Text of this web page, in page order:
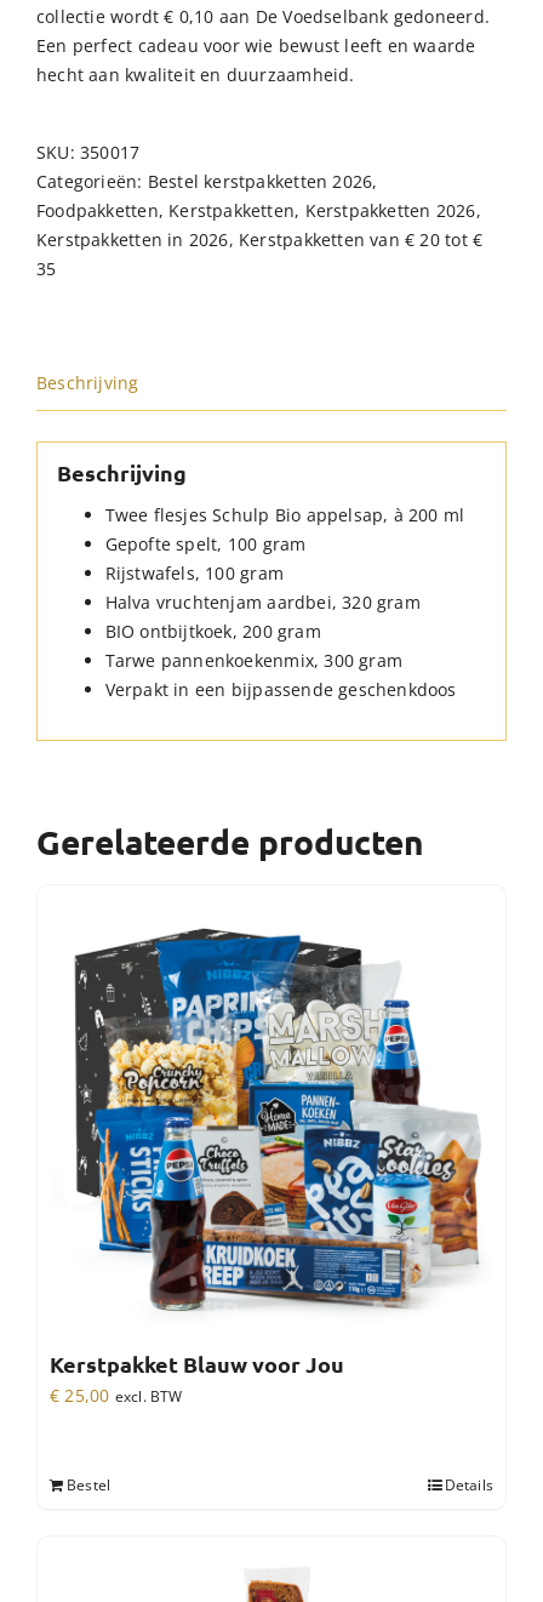
collectie wordt € 0,10 aan De Voedselbank gedoneerd.
Een perfect cadeau voor wie bewust leeft en waarde
hecht aan kwaliteit en duurzaamheid.
SKU:350017
Categorieën: Bestel kerstpakketten 2026,
Foodpakketten, Kerstpakketten, Kerstpakketten 2026,
Kerstpakketten in 2026, Kerstpakketten van € 20 tot €
35
Beschrijving
Beschrijving
Twee flesjes Schulp Bio appelsap, à 200 ml
Gepofte spelt, 100 gram
Rijstwafels, 100 gram
Halva vruchtenjam aardbei, 320 gram
BIO ontbijtkoek, 200 gram
Tarwe pannenkoekenmix, 300 gram
Verpakt in een bijpassende geschenkdoos
Gerelateerde producten
Kerstpakket Blauw voor Jou
€ 25,00 excl. BTW
Bestel Details